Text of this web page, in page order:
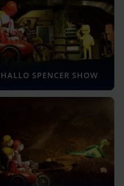
HALLO SPENCER SHOW